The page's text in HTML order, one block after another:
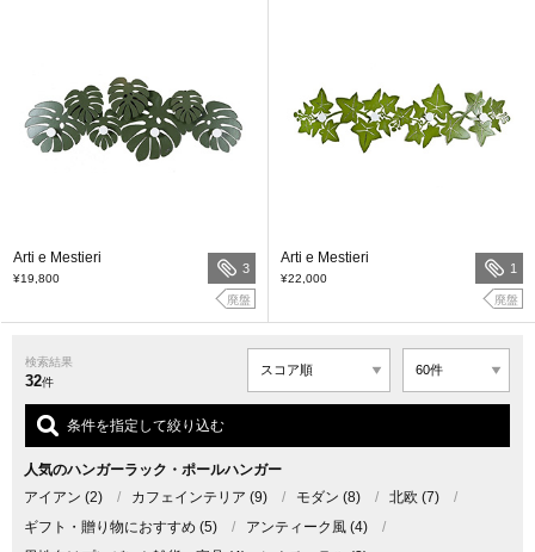
Arti e Mestieri
¥19,800
3
廃盤
Arti e Mestieri
¥22,000
1
廃盤
検索結果
32件
条件を指定して絞り込む
人気のハンガーラック・ポールハンガー
アイアン (2) / カフェインテリア (9) / モダン (8) / 北欧 (7)
/
ギフト・贈り物におすすめ (5) / アンティーク風 (4)
/